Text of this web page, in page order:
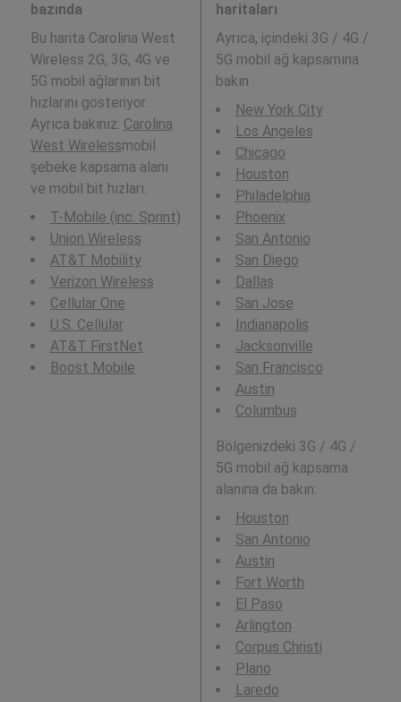
bazında
Bu harita Carolina West
Wireless 2G, 3G, 4G ve
5G mobil ağlarının bit
hızlarını gösteriyor.
Ayrıca bakınız: Carolina
West Wirelessmobil
şebeke kapsama alanı
ve mobil bit hızları.
T-Mobile (inc. Sprint)
Union Wireless
AT&T Mobility
Verizon Wireless
Cellular One
U.S. Cellular
AT&T FirstNet
Boost Mobile
haritaları
Ayrıca, içindeki 3G / 4G /
5G mobil ağ kapsamına
bakın :
New York City
Los Angeles
Chicago
Houston
Philadelphia
Phoenix
San Antonio
San Diego
Dallas
San Jose
Indianapolis
Jacksonville
San Francisco
Austin
Columbus
Bölgenizdeki 3G / 4G /
5G mobil ağ kapsama
alanına da bakın:
Houston
San Antonio
Austin
Fort Worth
El Paso
Arlington
Corpus Christi
Plano
Laredo